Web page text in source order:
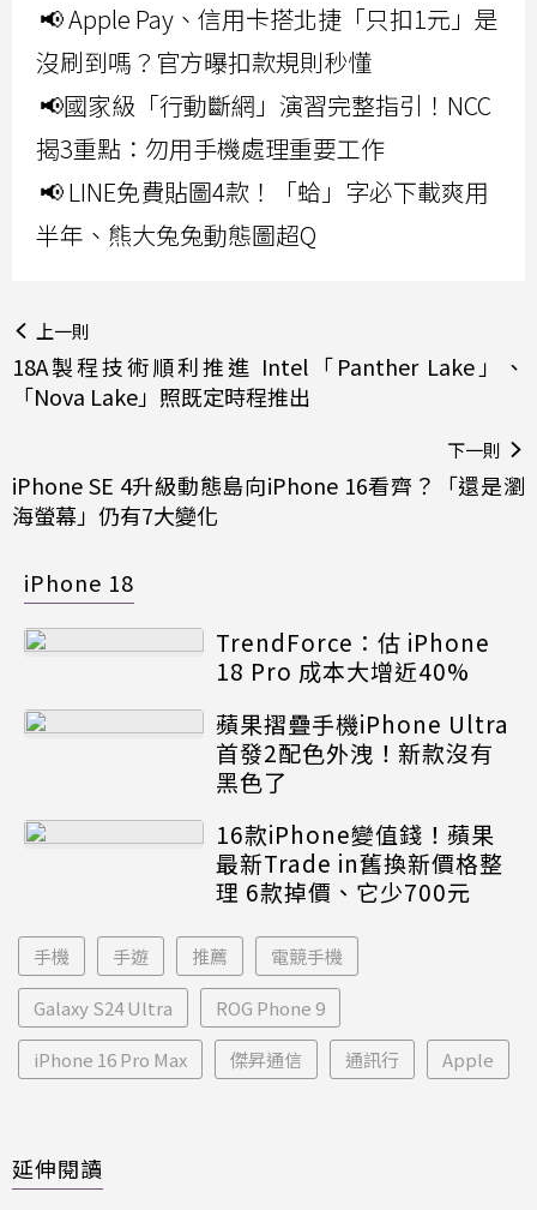
📢 Apple Pay、信用卡搭北捷「只扣1元」是
沒刷到嗎？官方曝扣款規則秒懂
📢國家級「行動斷網」演習完整指引！NCC
揭3重點：勿用手機處理重要工作
📢 LINE免費貼圖4款！「蛤」字必下載爽用
半年、熊大兔兔動態圖超Q
上一則
18A製程技術順利推進 Intel「Panther Lake」、
「Nova Lake」照既定時程推出
下一則
iPhone SE 4升級動態島向iPhone 16看齊？「還是瀏
海螢幕」仍有7大變化
iPhone 18
TrendForce：估 iPhone
18 Pro 成本大增近40%
蘋果摺疊手機iPhone Ultra
首發2配色外洩！新款沒有
黑色了
16款iPhone變值錢！蘋果
最新Trade in舊換新價格整
理 6款掉價、它少700元
手機 手遊 推薦 電競手機
Galaxy S24 Ultra ROG Phone 9
iPhone 16 Pro Max 傑昇通信 通訊行 Apple
延伸閱讀